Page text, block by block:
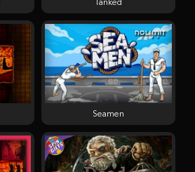
Seamen
Tanked